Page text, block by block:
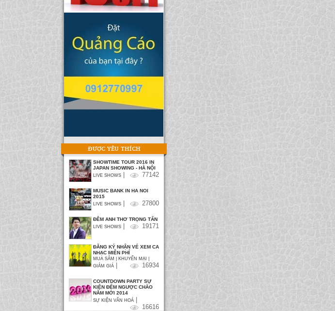
ĐƯỢC YÊU THÍCH
SHOWTIME TOUR 2016 IN
JAPAN SHOWING - HÀ NỘI
LIVE SHOWS 77142
MUSIC BANK IN HA NOI
2015
LIVE SHOWS 27800
ĐÊM ANH THƠ TRỌNG TẤN
LIVE SHOWS 19171
ĐĂNG KÝ NHẬN VÉ XEM CA
NHẠC MIỄN PHÍ
MUA SẮM | KHUYẾN MẠI |
GIẢM GIÁ
16934
COUNTDOWN PARTY SỰ
KIỆN ĐẾM NGƯỢC CHÀO
NĂM MỚI 2014
SỰ KIỆN VĂN HOÁ
16616